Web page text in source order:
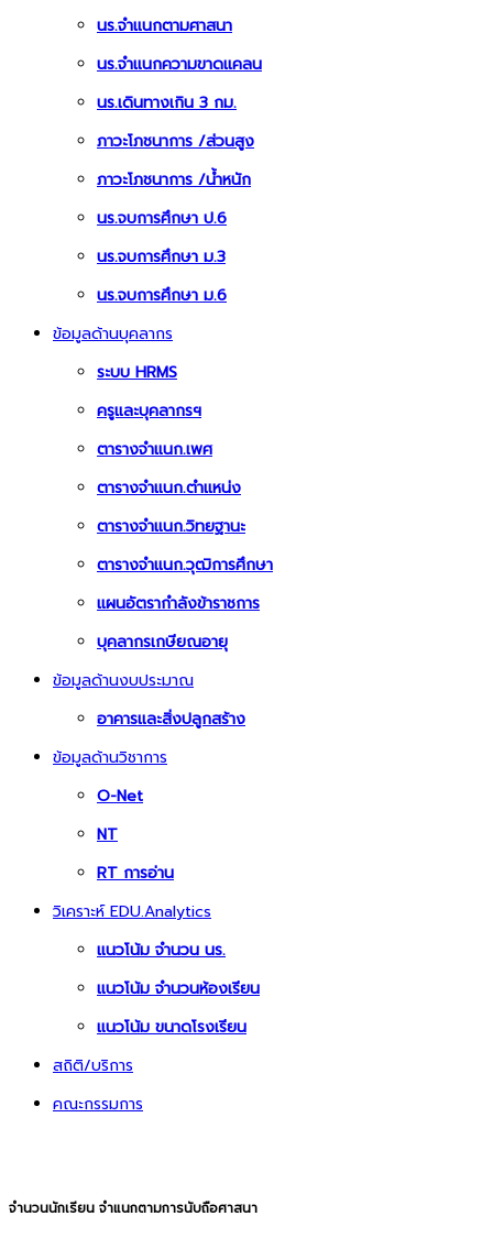
นร.จำแนกตามศาสนา
นร.จำแนกความขาดแคลน
นร.เดินทางเกิน 3 กม.
ภาวะโภชนาการ /ส่วนสูง
ภาวะโภชนาการ /น้ำหนัก
นร.จบการศึกษา ป.6
นร.จบการศึกษา ม.3
นร.จบการศึกษา ม.6
ข้อมูลด้านบุคลากร
ระบบ HRMS
ครูและบุคลากรฯ
ตารางจำแนก.เพศ
ตารางจำแนก.ตำแหน่ง
ตารางจำแนก.วิทยฐานะ
ตารางจำแนก.วุฒิการศึกษา
แผนอัตรากำลังข้าราชการ
บุคลากรเกษียณอายุ
ข้อมูลด้านงบประมาณ
อาคารและสิ่งปลูกสร้าง
ข้อมูลด้านวิชาการ
O-Net
NT
RT การอ่าน
วิเคราะห์ EDU.Analytics
แนวโน้ม จำนวน นร.
แนวโน้ม จำนวนห้องเรียน
แนวโน้ม ขนาดโรงเรียน
สถิติ/บริการ
คณะกรรมการ
จำนวนนักเรียน จำแนกตามการนับถือศาสนา